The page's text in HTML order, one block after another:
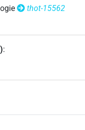
thot-15562
: